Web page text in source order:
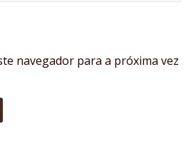
navegador para a próxima vez